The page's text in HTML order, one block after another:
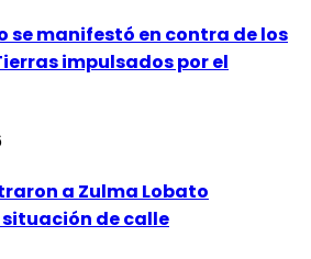
se manifestó en contra de los
impulsados por el
a Zulma Lobato
de calle